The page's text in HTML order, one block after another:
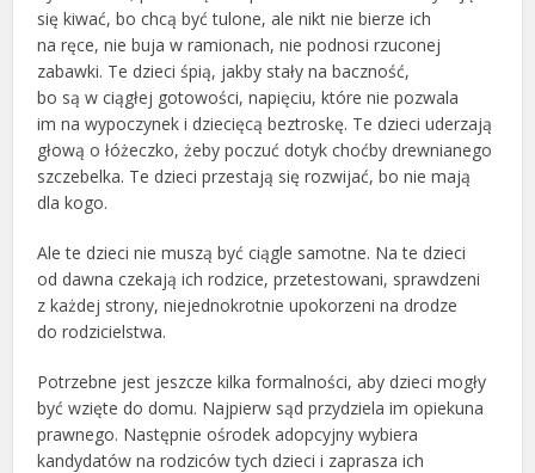
się kiwać, bo chcą być tulone, ale nikt nie bierze ich
na ręce, nie buja w ramionach, nie podnosi rzuconej
zabawki. Te dzieci śpią, jakby stały na baczność,
bo są w ciągłej gotowości, napięciu, które nie pozwala
im na wypoczynek i dziecięcą beztroskę. Te dzieci uderzają
głową o łóżeczko, żeby poczuć dotyk choćby drewnianego
szczebelka. Te dzieci przestają się rozwijać, bo nie mają
dla kogo.
Ale te dzieci nie muszą być ciągle samotne. Na te dzieci
od dawna czekają ich rodzice, przetestowani, sprawdzeni
z każdej strony, niejednokrotnie upokorzeni na drodze
do rodzicielstwa.
Potrzebne jest jeszcze kilka formalności, aby dzieci mogły
być wzięte do domu. Najpierw sąd przydziela im opiekuna
prawnego. Następnie ośrodek adopcyjny wybiera
kandydatów na rodziców tych dzieci i zaprasza ich